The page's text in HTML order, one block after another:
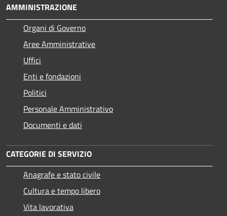
AMMINISTRAZIONE
Organi di Governo
Aree Amministrative
Uffici
Enti e fondazioni
Politici
Personale Amministrativo
Documenti e dati
CATEGORIE DI SERVIZIO
Anagrafe e stato civile
Cultura e tempo libero
Vita lavorativa